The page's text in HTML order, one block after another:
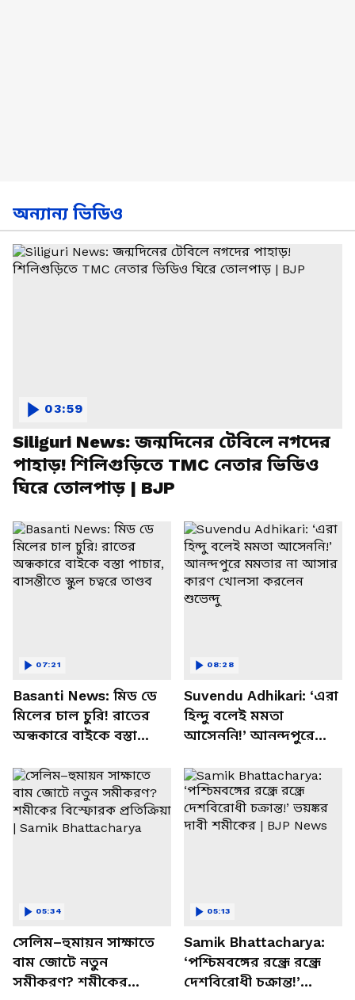
অন্যান্য ভিডিও
Siliguri News: জন্মদিনের টেবিলে নগদের
পাহাড়! শিলিগুড়িতে TMC নেতার ভিডিও
ঘিরে তোলপাড় | BJP
03:59
Basanti News: মিড ডে
মিলের চাল চুরি! রাতের
অন্ধকারে বাইকে বস্তা
চত্বরে তাণ্ডব
07:21
Suvendu Adhikari: ‘এরা
হিন্দু বলেই মমতা
আসেননি!’ আনন্দপুরে
খোলসা করলেন শুভেন্দু
08:28
সেলিম–হুমায়ন সাক্ষাতে
বাম জোটে নতুন
সমীকরণ? শমীকের
05:34
Samik Bhattacharya:
‘পশ্চিমবঙ্গের রন্ধ্রে রন্ধ্রে
দেশবিরোধী চক্রান্ত!’
05:13